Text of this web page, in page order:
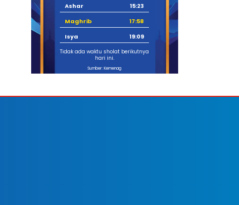
Ashar
15:23
Maghrib
17:58
Isya
19:09
Tidak ada waktu sholat berikutnya
hari ini.
Sumber: Kemenag